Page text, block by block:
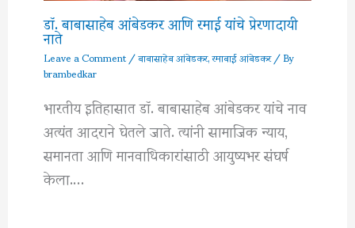
डॉ. बाबासाहेब आंबेडकर आणि रमाई यांचे प्रेरणादायी
नाते
Leave a Comment/बाबासाहेब आंबेडकर,रमाबाई आंबेडकर/ By
brambedkar
भारतीय इतिहासात डॉ. बाबासाहेब आंबेडकर यांचे नाव
अत्यंत आदराने घेतले जाते. त्यांनी सामाजिक न्याय,
समानता आणि मानवाधिकारांसाठी आयुष्यभर संघर्ष
केला.…